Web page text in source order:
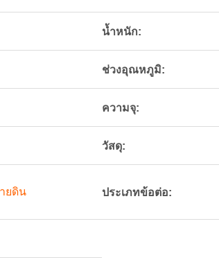
น้ำหนัก:
ช่วงอุณหภูมิ:
ความจุ:
วัสดุ:
ยดิน ประเภทข้อต่อ: